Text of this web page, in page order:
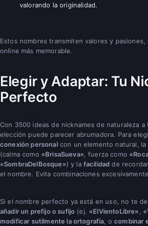
valorando la originalidad.
Estos nombres transmiten valores y
online más memorable.
Elegir y Adaptar: Tu
Perfecto
Con 3500 ideas de nicknames de naturaleza
elección puede parecer abrumadora. Para
conexión personalcon un elemento natural, la
(calma como «BrisaSueva», fuerza como
«SombraDelBosque») y la facilidad de
el nombre. Evita combinaciones
Si el nombre perfecto ya está en uso, no te
añadir un prefijo o sufijo (ej. «ElVientoLibre» ,
modificar sutilmente la ortografía, ocombinar